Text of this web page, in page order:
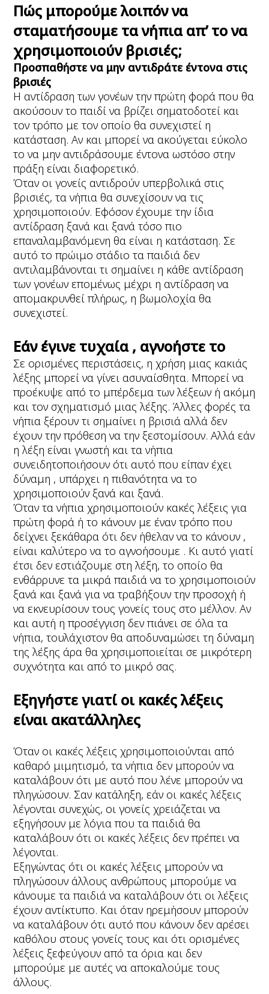
Πώς μπορούμε λοιπόν να
σταματήσουμε τα νήπια απ’ το να
χρησιμοποιούν βρισιές;
Προσπαθήστε να μην αντιδράτε έντονα στις
βρισιές
Η αντίδραση των γονέων την πρώτη φορά που θα
ακούσουν το παιδί να βρίζει σηματοδοτεί και
τον τρόπο με τον οποίο θα συνεχιστεί η
κατάσταση. Αν και μπορεί να ακούγεται εύκολο
το να μην αντιδράσουμε έντονα ωστόσο στην
πράξη είναι διαφορετικό.
Όταν οι γονείς αντιδρούν υπερβολικά στις
βρισιές, τα νήπια θα συνεχίσουν να τις
χρησιμοποιούν. Εφόσον έχουμε την ίδια
αντίδραση ξανά και ξανά τόσο πιο
επαναλαμβανόμενη θα είναι η κατάσταση. Σε
αυτό το πρώιμο στάδιο τα παιδιά δεν
αντιλαμβάνονται τι σημαίνει η κάθε αντίδραση
των γονέων επομένως μέχρι η αντίδραση να
απομακρυνθεί πλήρως, η βωμολοχία θα
συνεχιστεί.
Εάν έγινε τυχαία , αγνοήστε το
Σε ορισμένες περιστάσεις, η χρήση μιας κακιάς
λέξης μπορεί να γίνει ασυναίσθητα. Μπορεί να
προέκυψε από το μπέρδεμα των λέξεων ή ακόμη
και τον σχηματισμό μιας λέξης. Άλλες φορές τα
νήπια ξέρουν τι σημαίνει η βρισιά αλλά δεν
έχουν την πρόθεση να την ξεστομίσουν. Αλλά εάν
η λέξη είναι γνωστή και τα νήπια
συνειδητοποιήσουν ότι αυτό που είπαν έχει
δύναμη , υπάρχει η πιθανότητα να το
χρησιμοποιούν ξανά και ξανά.
Όταν τα νήπια χρησιμοποιούν κακές λέξεις για
πρώτη φορά ή το κάνουν με έναν τρόπο που
δείχνει ξεκάθαρα ότι δεν ήθελαν να το κάνουν ,
είναι καλύτερο να το αγνοήσουμε . Κι αυτό γιατί
έτσι δεν εστιάζουμε στη λέξη, το οποίο θα
ενθάρρυνε τα μικρά παιδιά να το χρησιμοποιούν
ξανά και ξανά για να τραβήξουν την προσοχή ή
να εκνευρίσουν τους γονείς τους στο μέλλον. Αν
και αυτή η προσέγγιση δεν πιάνει σε όλα τα
νήπια, τουλάχιστον θα αποδυναμώσει τη δύναμη
της λέξης άρα θα χρησιμοποιείται σε μικρότερη
συχνότητα και από το μικρό σας.
Εξηγήστε γιατί οι κακές λέξεις
είναι ακατάλληλες
Όταν οι κακές λέξεις χρησιμοποιούνται από
καθαρό μιμητισμό, τα νήπια δεν μπορούν να
καταλάβουν ότι με αυτό που λένε μπορούν να
πληγώσουν. Σαν κατάληξη, εάν οι κακές λέξεις
λέγονται συνεχώς, οι γονείς χρειάζεται να
εξηγήσουν με λόγια που τα παιδιά θα
καταλάβουν ότι οι κακές λέξεις δεν πρέπει να
λέγονται.
Εξηγώντας ότι οι κακές λέξεις μπορούν να
πληγώσουν άλλους ανθρώπους μπορούμε να
κάνουμε τα παιδιά να καταλάβουν ότι οι λέξεις
έχουν αντίκτυπο. Και όταν ηρεμήσουν μπορούν
να καταλάβουν ότι αυτό που κάνουν δεν αρέσει
καθόλου στους γονείς τους και ότι ορισμένες
λέξεις ξεφεύγουν από τα όρια και δεν
μπορούμε με αυτές να αποκαλούμε τους
άλλους.